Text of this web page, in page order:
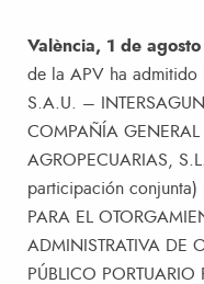
València, 1 de
de la APV ha admitido
S.A.U. –
COMPAÑÍA GENERAL
AGROPECUARIAS,
participación conjunta)
PARA EL
ADMINISTRATIVA DE
PÚBLICO